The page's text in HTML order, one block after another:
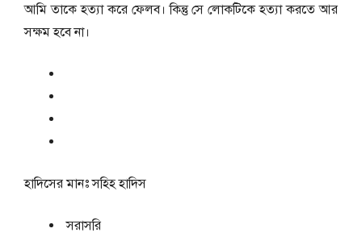
আমি তাকে হত্যা করে ফেলব। কিন্তু সে লোকটিকে হত্যা করতে আর
সক্ষম হবে না।
হাদিসের মানঃসহিহ হাদিস
সরাসরি